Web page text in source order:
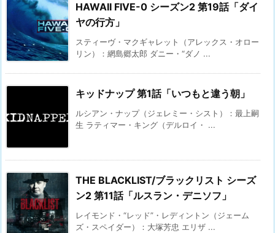
HAWAII FIVE-0 シーズン2 第19話「ダイ
ヤの行方」
スティーヴ・マクギャレット（アレックス・オロー
リン）：網島郷太郎 ダニー・“ダノ ...
キッドナップ 第1話「いつもと違う朝」
ルシアン・ナップ（ジェレミー・シスト）：最上嗣
生 ラティマー・キング（デルロイ・ ...
THE BLACKLIST/ブラックリスト シーズ
ン2 第11話「ルスラン・デニソフ」
レイモンド・“レッド”・レディントン（ジェーム
ズ・スペイダー）：大塚芳忠 エリザ ...